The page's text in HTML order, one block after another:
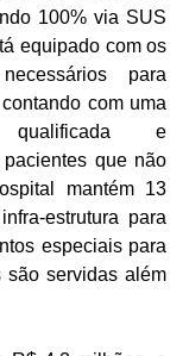
100% via SUS
equipado com os
para
com uma
e
que não
mantém 13
estrutura para
especiais para
são servidas além